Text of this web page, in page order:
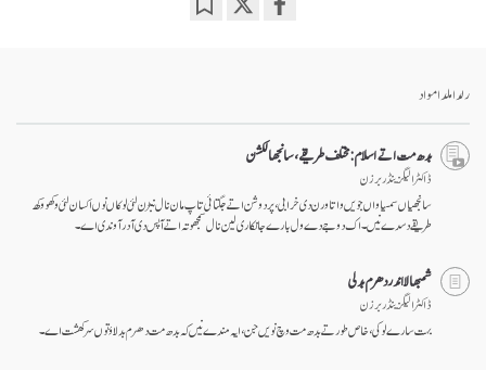
رلدا ملدا مواد
بدھ مت اتے اسلام: مختلف طریقے، سانجھا لکشن
ڈاکٹر الیگزینڈر برزن
سانجھیاں سمسیاواں جویں واتا ورن دی خرابی، پردوشن اتے جگتائی تاپ مان نال نبڑن لئی لوکاں نوں اکسان لئی وکھو وکھ
طریقے دسدے نیں۔ اک دوجے دے ول بارے جانکاری لین نال سمجھوتہ اتے آپس دی آدر آوندی اے۔
شمبھالا اندر دھرم بدلی
ڈاکٹر الیگزینڈر برزن
بہت سارے لوکی، خاص طور تے بدھ مت وچ نویں جن، ایہ مندے نیں کہ بدھ مت دھرم بدلاؤ توں سرکھشت اے۔